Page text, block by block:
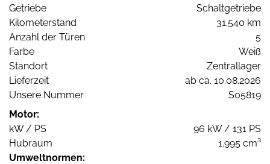
Getriebe
Schaltgetriebe
Kilometerstand
31.540 km
Anzahl der Türen
5
Farbe
Weiß
Standort
Zentrallager
Lieferzeit
ab ca. 10.08.2026
Unsere Nummer
S05819
Motor:
kW / PS
96 kW / 131 PS
Hubraum
1.995 cm³
Umweltnormen: